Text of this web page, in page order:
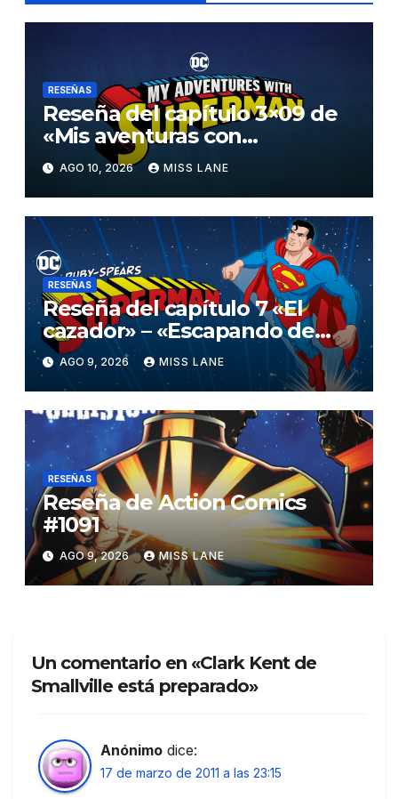
RESEÑAS
Reseña del capítulo 3×09 de
«Mis aventuras con
Superman»
AGO 10, 2026 MISS LANE
RESEÑAS
Reseña del capítulo 7 «El
cazador» – «Escapando de
casa» de «Superman»
AGO 9, 2026 MISS LANE
RESEÑAS
Reseña de Action Comics
#1091
AGO 9, 2026 MISS LANE
Un comentario en «Clark Kent de
Smallville está preparado»
Anónimo dice:
17 de marzo de 2011 a las 23:15